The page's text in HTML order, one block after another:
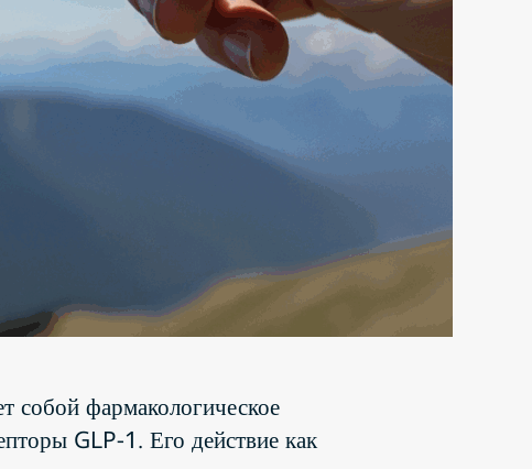
собой фармакологическое
GLP-1. Его действие как